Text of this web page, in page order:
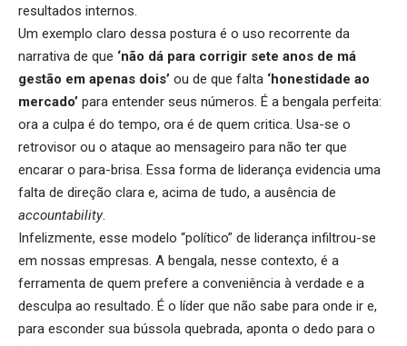
resultados internos.
Um exemplo claro dessa postura é o uso recorrente da
narrativa de que ‘não dá para corrigir sete anos de má
gestão em apenas dois’ ou de que falta ‘honestidade ao
mercado’ para entender seus números. É a bengala perfeita:
ora a culpa é do tempo, ora é de quem critica. Usa-se o
retrovisor ou o ataque ao mensageiro para não ter que
encarar o para-brisa. Essa forma de liderança evidencia uma
falta de direção clara e, acima de tudo, a ausência de
accountability.
Infelizmente, esse modelo “político” de liderança infiltrou-se
em nossas empresas. A bengala, nesse contexto, é a
ferramenta de quem prefere a conveniência à verdade e a
desculpa ao resultado. É o líder que não sabe para onde ir e,
para esconder sua bússola quebrada, aponta o dedo para o